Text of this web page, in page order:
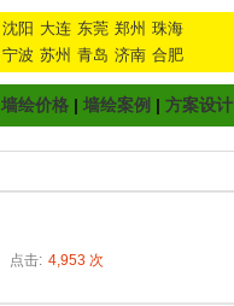
沈阳 大连 东莞 郑州 珠海
宁波 苏州 青岛 济南 合肥
墙绘价格 | 墙绘案例 | 方案设计
点击: 4,953 次